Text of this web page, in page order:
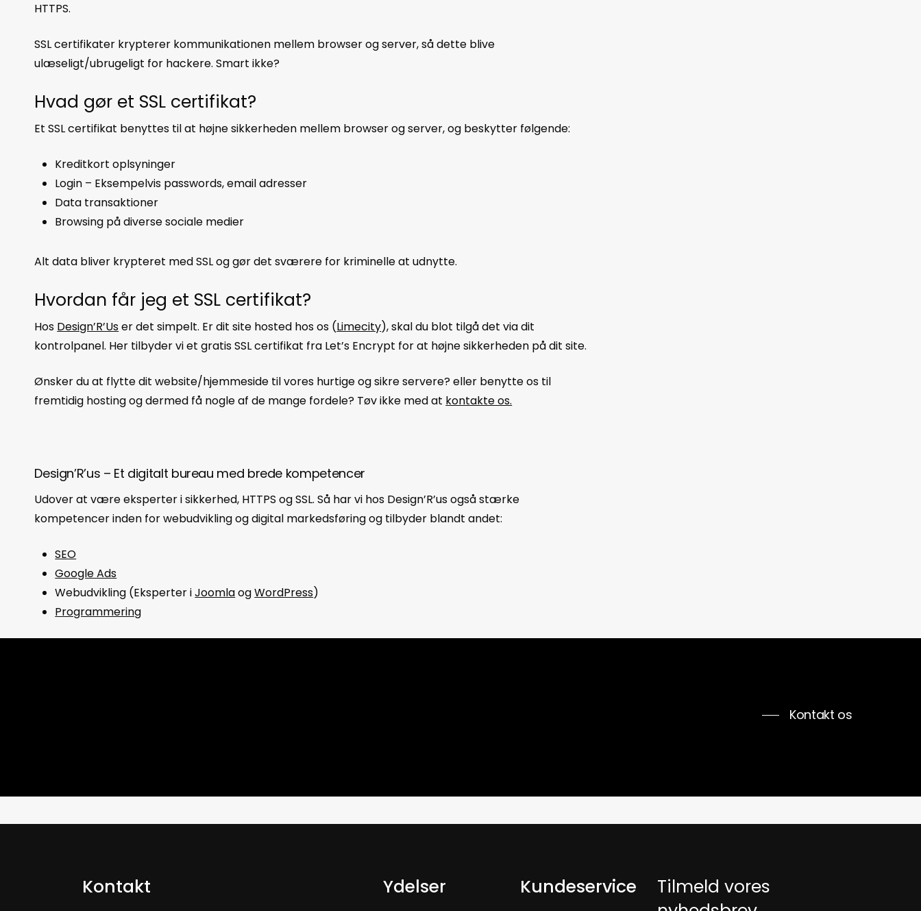
HTTPS.
SSL certifikater krypterer kommunikationen mellem browser og server, så dette blive
ulæseligt/ubrugeligt for hackere. Smart ikke?
Hvad gør et SSL certifikat?
Et SSL certifikat benyttes til at højne sikkerheden mellem browser og server, og beskytter følgende:
Kreditkort oplsyninger
Login – Eksempelvis passwords, email adresser
Data transaktioner
Browsing på diverse sociale medier
Alt data bliver krypteret med SSL og gør det sværere for kriminelle at udnytte.
Hvordan får jeg et SSL certifikat?
Hos Design’R’User det simpelt. Er dit site hosted hos os (Limecity), skal du blot tilgå det via dit
kontrolpanel. Her tilbyder vi et gratis SSL certifikat fra Let’s Encrypt for at højne sikkerheden på dit site.
Ønsker du at flytte dit website/hjemmeside til vores hurtige og sikre servere? eller benytte os til
fremtidig hosting og dermed få nogle af de mange fordele? Tøv ikke med at kontakte os.
Design’R’us – Et digitalt bureau med brede kompetencer
Udover at være eksperter i sikkerhed, HTTPS og SSL. Så har vi hos Design’R’us også stærke
kompetencer inden for webudvikling og digital markedsføring og tilbyder blandt andet:
SEO
Google Ads
Webudvikling (Eksperter iJoomlaogWordPress)
Programmering
Kontakt os
Kontakt Ydelser Kundeservice
Tilmeld vores